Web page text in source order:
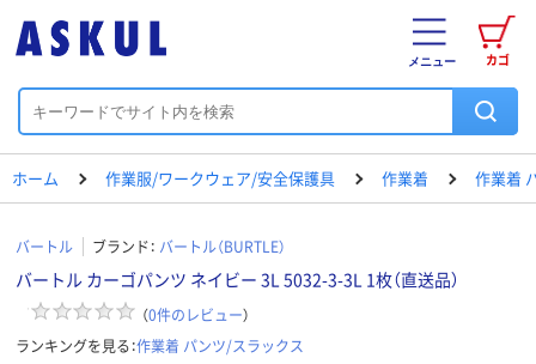
カゴ
メニュー
ホーム 作業服/ワークウェア/安全保護具 作業着 作業着
バートル ブランド： バートル（BURTLE）
バートル カーゴパンツ ネイビー 3L 5032-3-3L 1枚（直送品）
（0件のレビュー）
ランキングを見る：作業着 パンツ/スラックス